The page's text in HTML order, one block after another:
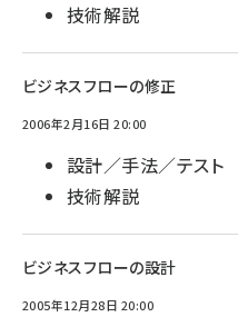
技術解説
ビジネスフローの修正
2006年2月16日 20:00
設計／手法／テスト
技術解説
ビジネスフローの設計
2005年12月28日 20:00